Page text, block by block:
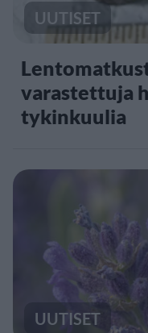
UUTISET
varastettuja
tykinkuulia
UUTISET